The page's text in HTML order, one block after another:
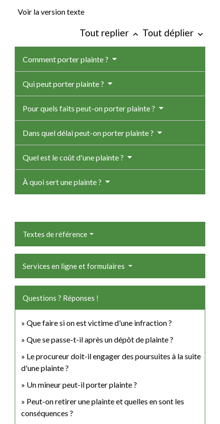
Voir la version texte
Tout replier keyboard_arrow_up Tout déplier keyboard_arrow_down
Comment porter plainte ?
Qui peut porter plainte ?
Pour quels faits peut-on porter plainte ?
Dans quel délai peut-on porter plainte ?
Quel est le coût d'une plainte ?
À quoi sert une plainte ?
Textes de référence
Services en ligne et formulaires
Questions ? Réponses !
Que faire si on est victime d'une infraction ?
Que se passe-t-il après un dépôt de plainte ?
Le procureur doit-il engager des poursuites à la suite
d'une plainte ?
Un mineur peut-il porter plainte ?
Peut-on retirer une plainte et quelles en sont les
conséquences ?